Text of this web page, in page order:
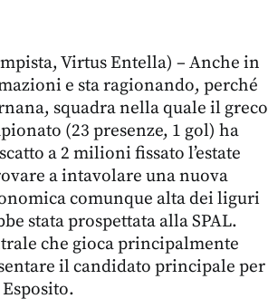
Virtus Entella) – Anche in
e sta ragionando, perché
squadra nella quale il greco
(23 presenze, 1 gol) ha
a 2 milioni fissato l’estate
a intavolare una nuova
comunque alta dei liguri
stata prospettata alla SPAL.
che gioca principalmente
il candidato principale per